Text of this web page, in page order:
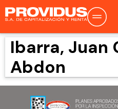
Ibarra, Juan
Abdon